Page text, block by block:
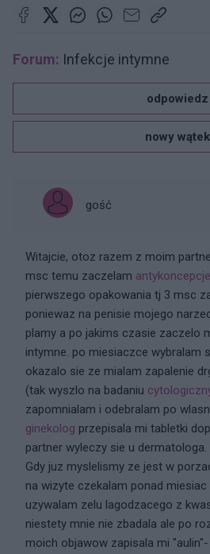
Forum: Infekcje intymne
odpowiedz
nowy wątek
gość
Witajcie, otoz razem z moim
msc temu zaczelam antykoncepcje
pierwszego opakowania tj 3 msc
poniewaz na penisie mojego
plamy a po jakims czasie zaczelo
intymne. po miesiaczce wybralam
okazalo sie ze mialam zapalenie
(tak wyszlo na badaniu
zapomnialam i odebralam po
ginekolog przepisala mi tabletki
partner wyleczy sie u dermatologa.
Gdy juz myslelismy ze jest w
na wizyte czekalam ponad
uzywalam zelu lagodzacego z
niestety mnie nie zbadala ale po
moich objawow zapisala mi